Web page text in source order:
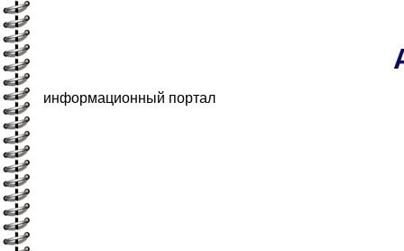
информационный портал